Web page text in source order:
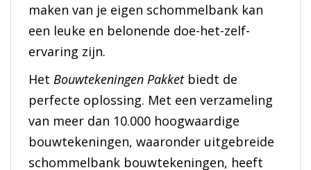
maken van je eigen schommelbank kan
een leuke en belonende doe-het-zelf-
ervaring zijn.
Het Bouwtekeningen Pakketbiedt de
perfecte oplossing. Met een verzameling
van meer dan 10.000 hoogwaardige
bouwtekeningen, waaronder uitgebreide
schommelbank bouwtekeningen, heeft